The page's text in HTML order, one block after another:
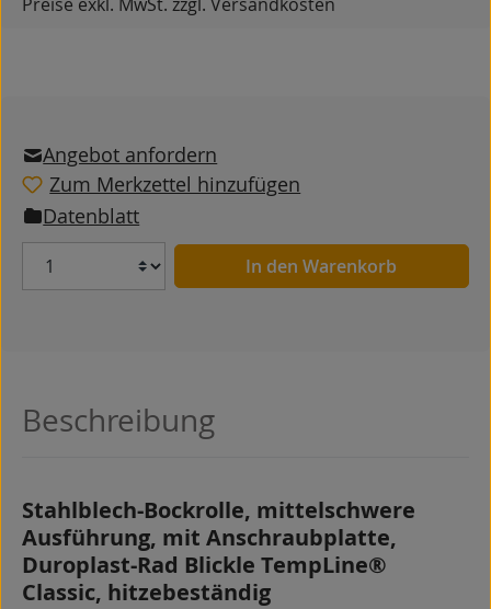
Angebot anfordern
Zum Merkzettel hinzufügen
Datenblatt
Anzahl In den Warenkorb
Beschreibung
Stahlblech-Bockrolle, mittelschwere
Ausführung, mit Anschraubplatte,
Duroplast-Rad Blickle TempLine®
Classic, hitzebeständig